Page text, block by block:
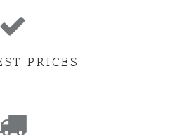
PRICES